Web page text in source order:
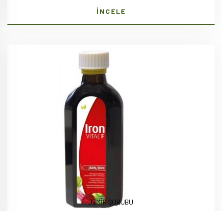
İNCELE
DEMİR ŞURUBU